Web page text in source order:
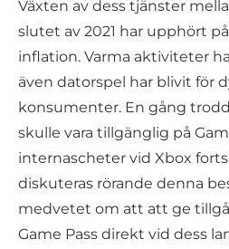
Växten av dess tjänster
slutet av 2021 har upphört
inflation. Varma aktiviteter
även datorspel har blivit för
konsumenter. En gång
skulle vara tillgänglig på
internascheter vid Xbox
diskuteras rörande denna
medvetet om att att ge
Game Pass direkt vid dess